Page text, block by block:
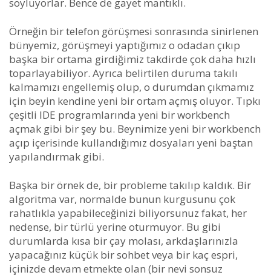
Örneğin bir telefon görüşmesi sonrasında sinirlenen
bünyemiz, görüşmeyi yaptığımız o odadan çıkıp
başka bir ortama girdiğimiz takdirde çok daha hızlı
toparlayabiliyor. Ayrıca belirtilen duruma takılı
kalmamızı engellemiş olup, o durumdan çıkmamız
için beyin kendine yeni bir ortam açmış oluyor. Tıpkı
çeşitli IDE programlarında yeni bir workbench
açmak gibi bir şey bu. Beynimize yeni bir workbench
açıp içerisinde kullandığımız dosyaları yeni baştan
yapılandırmak gibi.
Başka bir örnek de, bir probleme takılıp kaldık. Bir
algoritma var, normalde bunun kurgusunu çok
rahatlıkla yapabileceğinizi biliyorsunuz fakat, her
nedense, bir türlü yerine oturmuyor. Bu gibi
durumlarda kısa bir çay molası, arkdaşlarınızla
yapacağınız küçük bir sohbet veya bir kaç espri,
içinizde devam etmekte olan (bir nevi sonsuz